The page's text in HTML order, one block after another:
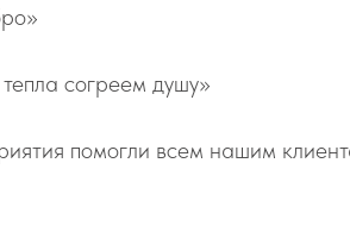
согреем душу»
помогли всем нашим